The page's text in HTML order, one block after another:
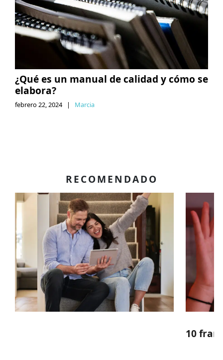
¿Qué es un manual de calidad y cómo se
elabora?
febrero 22, 2024 | Marcia
RECOMENDADO
10